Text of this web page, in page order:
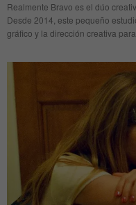
Realmente Bravo es el dúo
Desde 2014, este pequeño
gráfico y la dirección creativa